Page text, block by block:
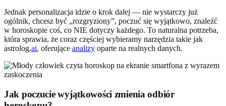
Jednak personalizacja idzie o krok dalej — nie wystarczy już
ogólnik, chcesz być „rozgryziony”, poczuć się wyjątkowo, znaleźć
w horoskopie coś, co NIE dotyczy każdego. To naturalna potrzeba,
która sprawia, że coraz częściej wybieramy narzędzia takie jak
astrolog.ai, oferujące analizy oparte na realnych danych.
Jak poczucie wyjątkowości zmienia odbiór